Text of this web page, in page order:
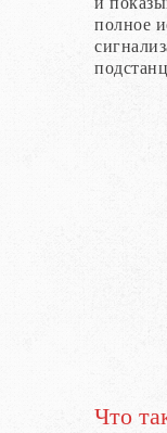
полное
Что